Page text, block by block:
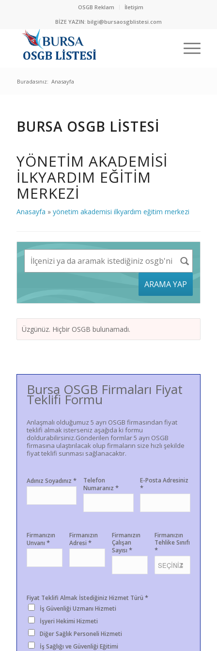
OSGB Reklam
İletişim
BİZE YAZIN: bilgi@bursaosgblistesi.com
Buradasınız: Anasayfa
BURSA OSGB LİSTESİ
YÖNETIM AKADEMISI
ILKYARDIM EĞITIM
MERKEZI
Anasayfa » yönetim akademisi ilkyardım eğitim merkezi
ARAMA YAP
Üzgünüz. Hiçbir OSGB bulunamadı.
Bursa OSGB Firmaları Fiyat
Teklifi Formu
Anlaşmalı olduğumuz 5 ayrı OSGB firmasından fiyat
teklifi almak isterseniz aşağıda ki formu
doldurabilirsiniz.Gönderilen formlar 5 ayrı OSGB
firmasına ulaştırılacak olup firmaların size hızlı şekilde
fiyat teklifi sunması sağlanacaktır.
Adınız Soyadınız *
Telefon
Numaranız*
E-Posta Adresiniz
*
Firmanızın
Unvanı *
Firmanızın
Adresi *
Firmanızın
Çalışan
Sayısı *
Firmanızın
Tehlike Sınıfı
*
Fiyat Teklifi Almak İstediğiniz Hizmet Türü *
İş Güvenliği Uzmanı Hizmeti
İşyeri Hekimi Hizmeti
Diğer Sağlık Personeli Hizmeti
İş Sağlığı ve Güvenliği Eğitimi